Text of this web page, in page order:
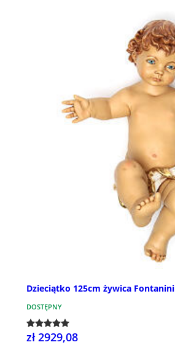
Dzieciątko 125cm żywica Fontanini
DOSTĘPNY
zł 2929,08